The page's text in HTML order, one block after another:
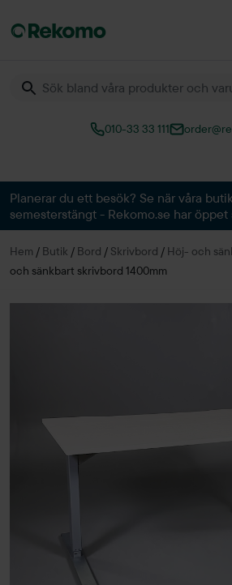
010-33 33 111
Planerar du ett besök? Se när våra
semesterstängt - Rekomo.se har
Hem / Butik / Bord / Skrivbord / Höj- och
och sänkbart skrivbord 1400mm